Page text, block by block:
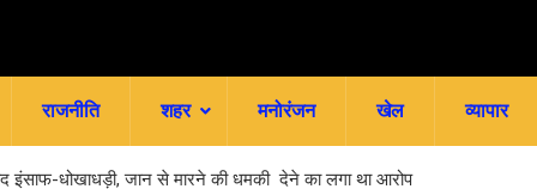
राजनीति शहर मनोरंजन खेल व्यापार
इंसाफ-धोखाधड़ी, जान से मारने की धमकी देने का लगा था आरोप